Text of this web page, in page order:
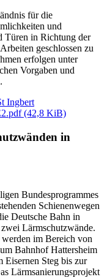
für die
und
Türen in Richtung der
geschlossen zu
erfolgen unter
Vorgaben und
Ingbert
(42,8 KiB)
in
Bundesprogrammes
Schienenwegen
Deutsche Bahn in
Lärmschutzwände.
im Bereich von
Bahnhof Hattersheim
Steg bis zur
Lärmsanierungsprojekt